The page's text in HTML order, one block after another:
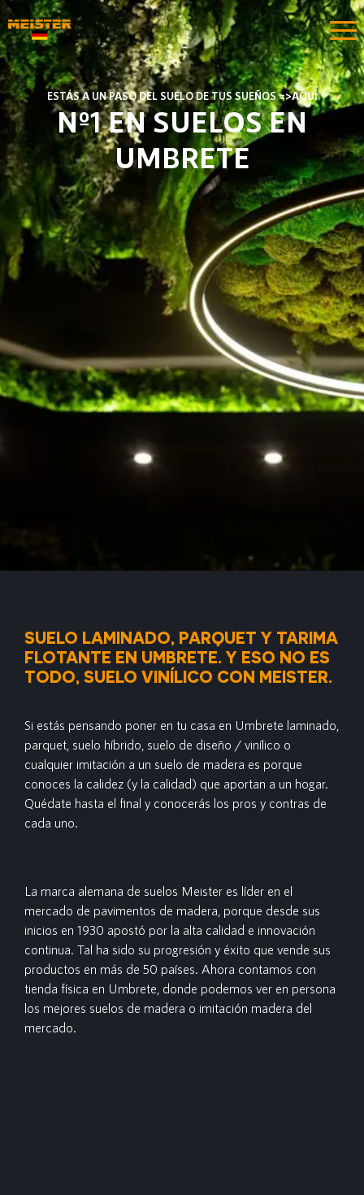
ESTÁS A UN PASO DEL SUELO DE TUS SUEÑOS =>AQUÍ​​
Nº1 EN SUELOS EN
UMBRETE
SUELO LAMINADO, PARQUET Y TARIMA
FLOTANTE EN UMBRETE. Y ESO NO ES
TODO, SUELO VINÍLICO CON MEISTER.
Si estás pensando poner en tu casa en Umbrete laminado,
parquet, suelo híbrido, suelo de diseño / vinílico o
cualquier imitación a un suelo de madera es porque
conoces la calidez (y la calidad) que aportan a un hogar.
Quédate hasta el final y conocerás los pros y contras de
cada uno.
La marca alemana de suelos Meister es líder en el
mercado de pavimentos de madera, porque desde sus
inicios en 1930 apostó por la alta calidad e innovación
continua. Tal ha sido su progresión y éxito que vende sus
productos en más de 50 países. Ahora contamos con
tienda física en Umbrete, donde podemos ver en persona
los mejores suelos de madera o imitación madera del
mercado.